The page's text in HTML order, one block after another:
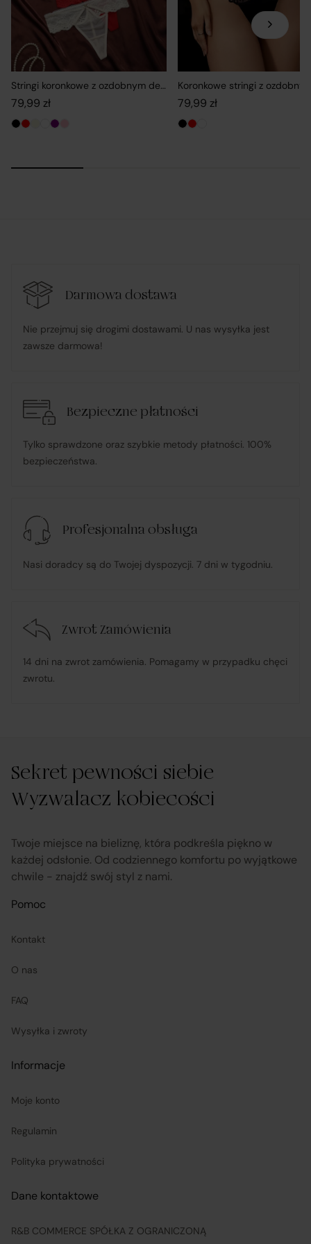
Stringi koronkowe z ozdobnym detalem
79,99 zł 79,99 zł
Darmowa dostawa
Nie przejmuj się drogimi dostawami. U nas wysyłka jest
zawsze darmowa!
Bezpieczne płatności
Tylko sprawdzone oraz szybkie metody płatności. 100%
bezpieczeństwa.
Profesjonalna obsługa
Nasi doradcy są do Twojej dyspozycji. 7 dni w tygodniu.
Zwrot Zamówienia
14 dni na zwrot zamówienia. Pomagamy w przypadku chęci
zwrotu.
Sekret pewności siebie
Wyzwalacz kobiecości
Twoje miejsce na bieliznę, która podkreśla piękno w
każdej odsłonie. Od codziennego komfortu po wyjątkowe
chwile - znajdź swój styl z nami.
Pomoc
Kontakt
O nas
FAQ
Wysyłka i zwroty
Informacje
Moje konto
Regulamin
Polityka prywatności
Dane kontaktowe
R&B COMMERCE SPÓŁKA Z OGRANICZONĄ
Do wszystkich umów zawieranych za pośrednictwem
platformy Verenza.pl pomiędzy Sprzedawcami a
konsumentami stosuje się przepisy prawa
konsumenckiego.
udzielonego pełnomocnictwa), składając zamówienie u
Sprzedawcy i dokonując płatności za towar;
informuje Klienta o wysyłce zamówionego Towaru;
ponosi odpowiedzialność za zgodność Towaru z
konsumenta;
udostępnia, na życzenie Klienta, dokumentację
produktową i instrukcje użytkowania w języku polskim;
obsługuje odstąpienie od umowy pośrednictwa;
sprzedaży;
koordynuje proces odstąpienia od umowy sprzedaży
w tym przyjmuje oświadczenia Klientów, potwierdza
zwrotu ceny i kosztów dostawy.
sprzedaży, w tym za dostarczenie towarów zgodnych z
Platformie;
zgodnie z jej treścią;
z zawartej umowy sprzedaży, przy czym obowiązki
zakresie reklamacji i odstąpienia od umowy wykonuje